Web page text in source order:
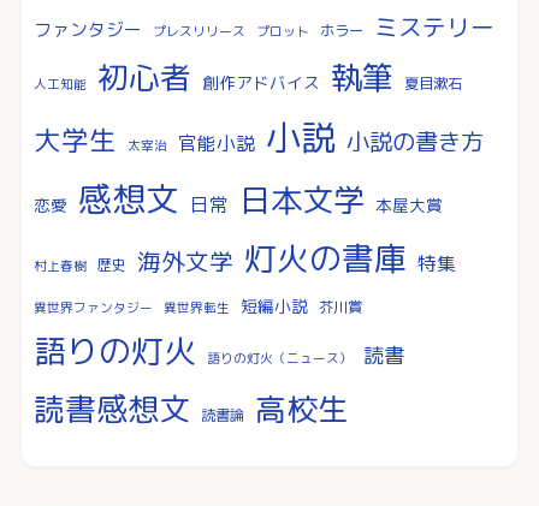
ファンタジー プレスリリース プロット ホラー ミステリー
人工知能 初心者 創作アドバイス 執筆 夏目漱石
大学生 太宰治 官能小説 小説 小説の書き方
恋愛 感想文 日常 日本文学 本屋大賞
村上春樹 歴史 海外文学 灯火の書庫 特集
異世界ファンタジー 異世界転生 短編小説 芥川賞
語りの灯火 語りの灯火（ニュース） 読書
読書感想文 読書論 高校生